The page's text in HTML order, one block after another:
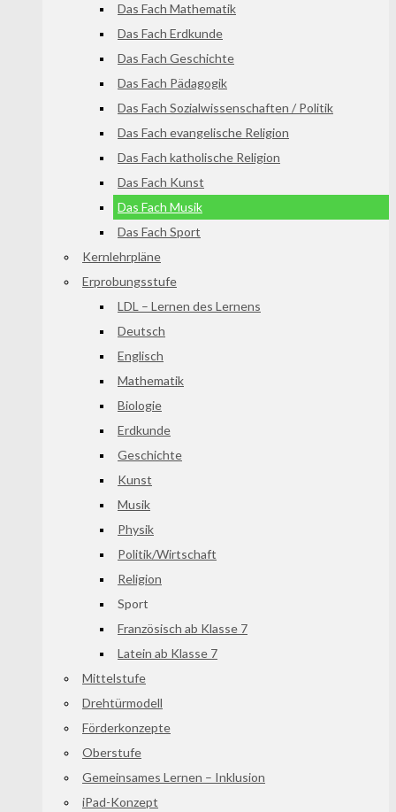
Das Fach Mathematik
Das Fach Erdkunde
Das Fach Geschichte
Das Fach Pädagogik
Das Fach Sozialwissenschaften / Politik
Das Fach evangelische Religion
Das Fach katholische Religion
Das Fach Kunst
Das Fach Musik
Das Fach Sport
Kernlehrpläne
Erprobungsstufe
LDL – Lernen des Lernens
Deutsch
Englisch
Mathematik
Biologie
Erdkunde
Geschichte
Kunst
Musik
Physik
Politik/Wirtschaft
Religion
Sport
Französisch ab Klasse 7
Latein ab Klasse 7
Mittelstufe
Drehtürmodell
Förderkonzepte
Oberstufe
Gemeinsames Lernen – Inklusion
iPad-Konzept